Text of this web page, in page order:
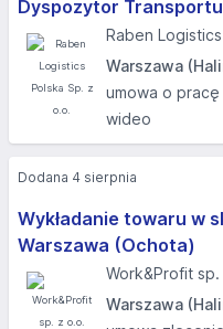
Dyspozytor
Raben
Warszawa
umowa o pracę
wideo
Wykładanie towaru w
Warszawa (Ochota)
Work&Profit
Warszawa
Dodana 4 sierpnia